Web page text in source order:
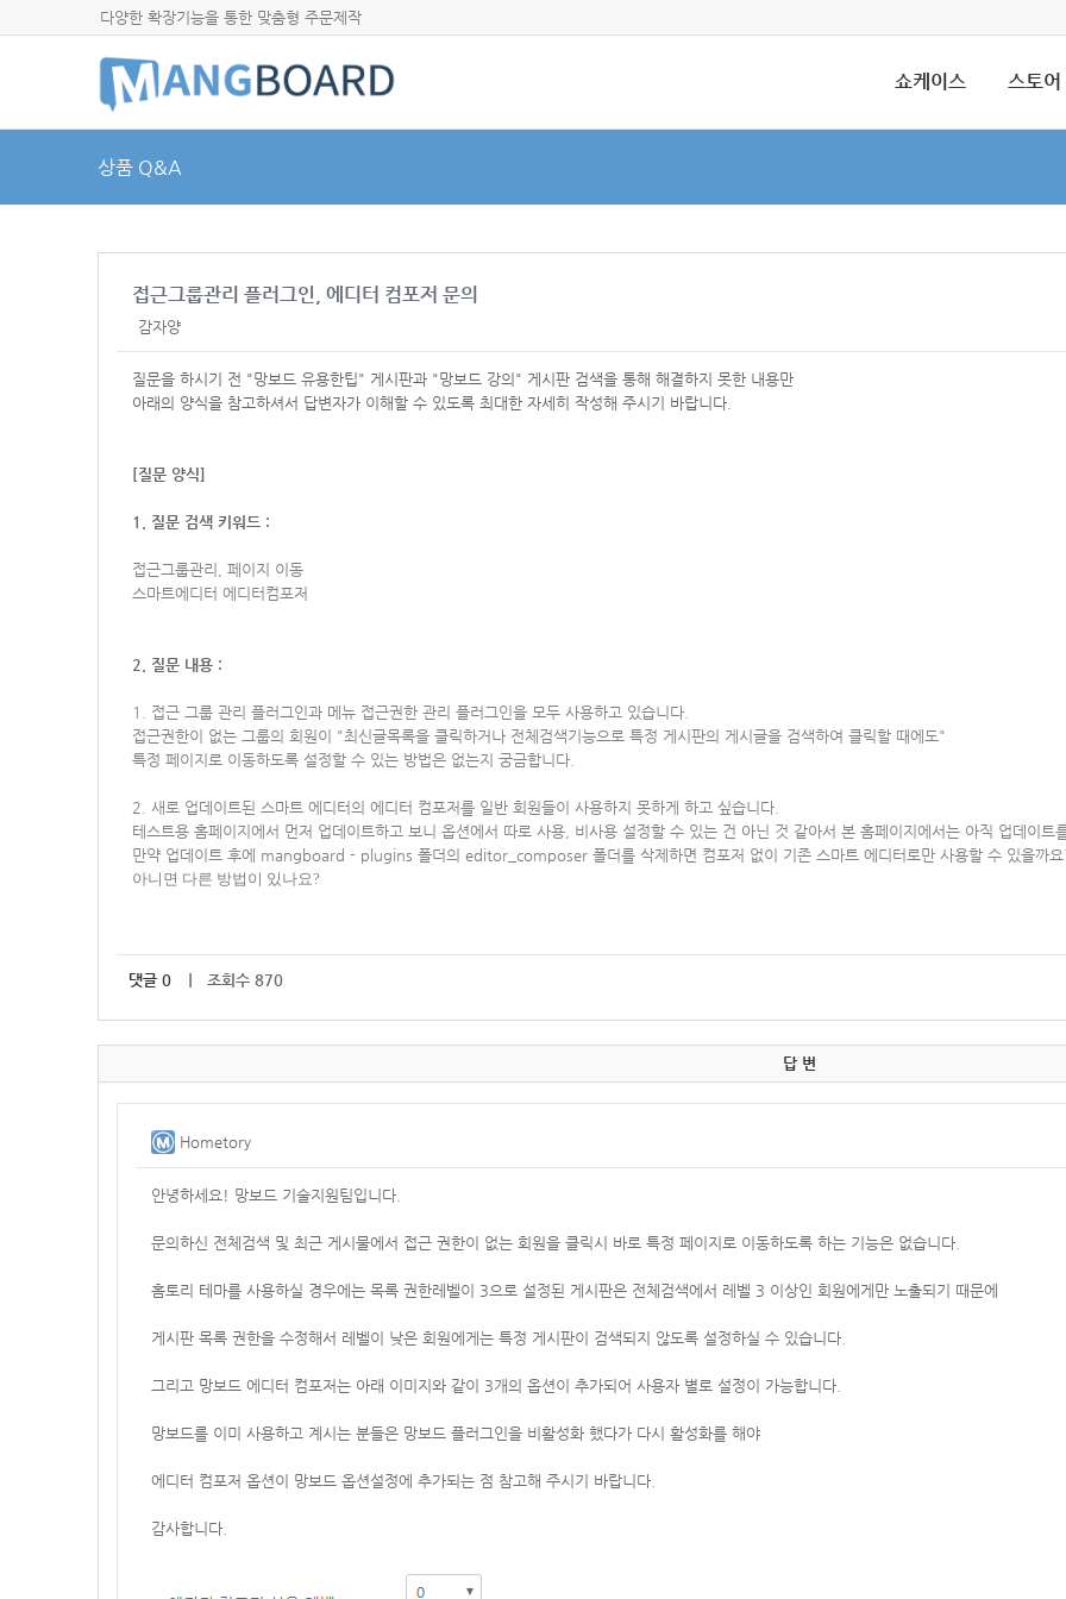
다양한 확장기능을 통한 맞춤형 주문제작
쇼케이스 스토어
상품 Q&A
접근그룹관리 플러그인, 에디터 컴포저 문의
감자양
질문을 하시기 전 "망보드 유용한팁" 게시판과 "망보드 강의" 게시판 검색을 통해 해결하지 못한 내용만
아래의 양식을 참고하셔서 답변자가 이해할 수 있도록 최대한 자세히 작성해 주시기 바랍니다.
[질문 양식]
1. 질문 검색 키워드 :
접근그룹관리, 페이지 이동
스마트에디터 에디터컴포저
2. 질문 내용 :
1. 접근 그룹 관리 플러그인과 메뉴 접근권한 관리 플러그인을 모두 사용하고 있습니다.
접근권한이 없는 그룹의 회원이 "최신글목록을 클릭하거나 전체검색기능으로 특정 게시판의 게시글을 검색하여 클릭할 때에도"
특정 페이지로 이동하도록 설정할 수 있는 방법은 없는지 궁금합니다.
2. 새로 업데이트된 스마트 에디터의 에디터 컴포저를 일반 회원들이 사용하지 못하게 하고 싶습니다.
테스트용 홈페이지에서 먼저 업데이트하고 보니 옵션에서 따로 사용, 비사용 설정할 수 있는 건 아닌 것 같아서 본 홈페이지에서는 아직 업데이트
만약 업데이트 후에 mangboard - plugins 폴더의 editor_composer 폴더를 삭제하면 컴포저 없이 기존 스마트 에디터로만 사용할 수 있을까요
아니면 다른 방법이 있나요?
댓글 0 ｜ 조회수 870
답 변
Hometory
안녕하세요! 망보드 기술지원팀입니다.
문의하신 전체검색 및 최근 게시물에서 접근 권한이 없는 회원을 클릭시 바로 특정 페이지로 이동하도록 하는 기능은 없습니다.
홈토리 테마를 사용하실 경우에는 목록 권한레벨이 3으로 설정된 게시판은 전체검색에서 레벨 3 이상인 회원에게만 노출되기 때문에
게시판 목록 권한을 수정해서 레벨이 낮은 회원에게는 특정 게시판이 검색되지 않도록 설정하실 수 있습니다.
그리고 망보드 에디터 컴포저는 아래 이미지와 같이 3개의 옵션이 추가되어 사용자 별로 설정이 가능합니다.
망보드를 이미 사용하고 계시는 분들은 망보드 플러그인을 비활성화 했다가 다시 활성화를 해야
에디터 컴포저 옵션이 망보드 옵션설정에 추가되는 점 참고해 주시기 바랍니다.
감사합니다.